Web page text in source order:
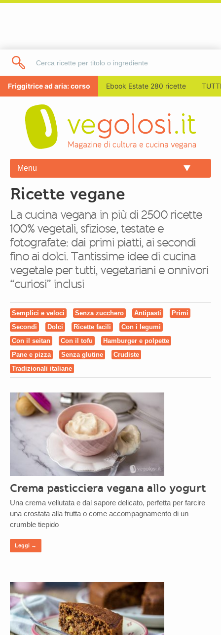
Friggitrice ad aria: corso Ebook Estate 280 ricette
Menu
Ricette vegane
La cucina vegana in più di 2500 ricette
100% vegetali, sfiziose, testate e
fotografate: dai primi piatti, ai secondi
fino ai dolci. Tantissime idee di cucina
vegetale per tutti, vegetariani e onnivori
“curiosi” inclusi
Semplici e veloci Senza zucchero Antipasti
Primi
Secondi
Dolci Ricette facili
Con i legumi
Con il seitan
Con il tofu
Hamburger e polpette
Pane e pizza
Senza glutine
Crudiste
Tradizionali italiane
Crema pasticciera vegana allo yogurt
Una crema vellutata e dal sapore delicato, perfetta per farcire
una crostata alla frutta o come accompagnamento di un
crumble tiepido
Leggi →